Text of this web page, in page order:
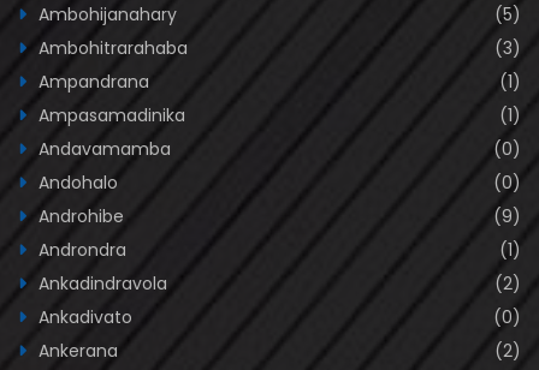
Ambohijanahary
(5)
Ambohitrarahaba
(3)
Ampandrana
(1)
Ampasamadinika
(1)
Andavamamba
(0)
Andohalo
(0)
Androhibe
(9)
Androndra
(1)
Ankadindravola
(2)
Ankadivato
(0)
Ankerana
(2)